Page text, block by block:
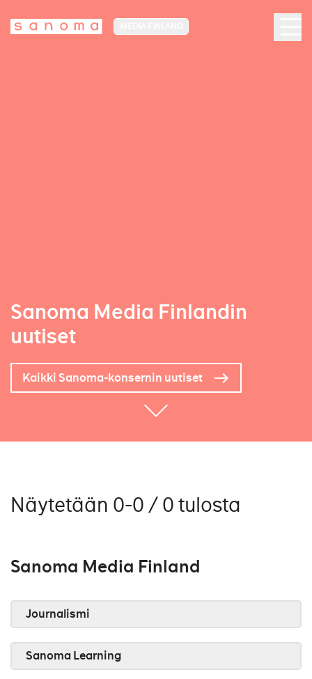
Sanoma Media Finlandin
uutiset
Kaikki Sanoma-konsernin uutiset
Näytetään 0-0 / 0 tulosta
Sanoma Media Finland
Journalismi
Sanoma Learning